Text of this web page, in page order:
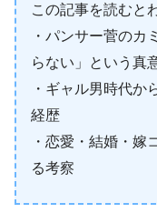
この記事を読むと
・パンサー菅のカ
らない」という真
・ギャル男時代か
経歴
・恋愛・結婚・嫁
る考察